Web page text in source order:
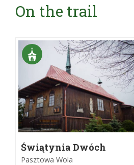
On the trail
Świątynia Dwóch
Nocy
Pasztowa Wola